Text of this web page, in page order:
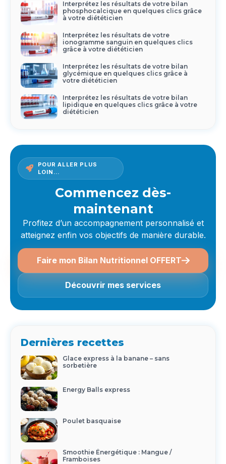
Interprétez les résultats de votre bilan
phosphocalcique en quelques clics grâce
à votre diététicien
Interprétez les résultats de votre
ionogramme sanguin en quelques clics
grâce à votre diététicien
Interprétez les résultats de votre bilan
glycémique en quelques clics grâce à
votre diététicien
Interprétez les résultats de votre bilan
lipidique en quelques clics grâce à votre
diététicien
POUR ALLER PLUS
LOIN…
Commencez dès-
maintenant
Profitez d’un accompagnement personnalisé et
atteignez enfin vos objectifs de manière durable.
Faire mon Bilan Nutritionnel OFFERT
Découvrir mes services
Dernières recettes
Glace express à la banane – sans
sorbetière
Energy Balls express
Poulet basquaise
Smoothie Énergétique : Mangue /
Framboises